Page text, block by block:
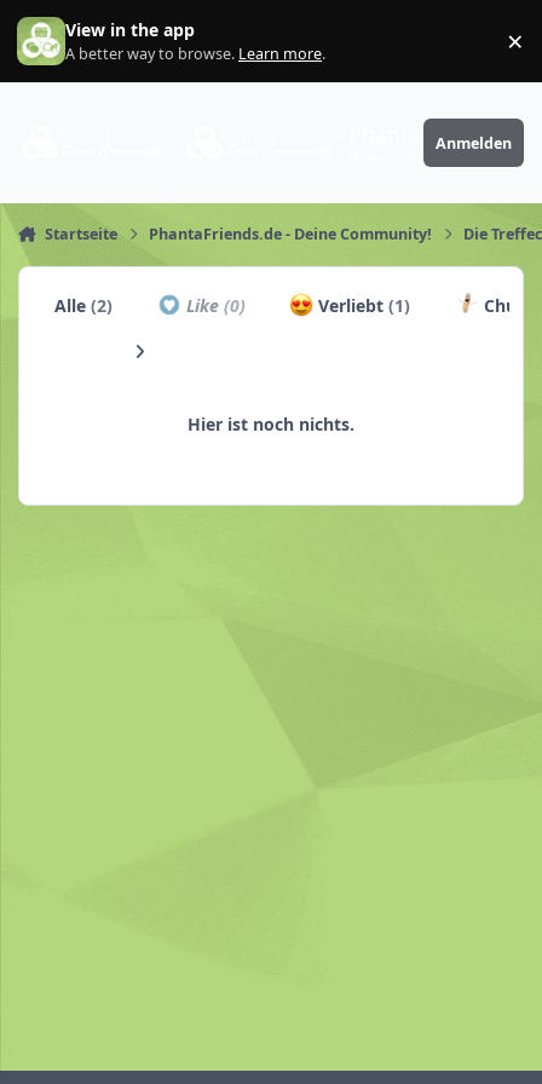
Zum Inhalt springen
View in the app
A better way to browse. Learn more. ×
PhantaFriends.de
Anmelden
Startseite PhantaFriends.de - Deine Community! Die
Alle(2) Like (0) Verliebt(1)
Hier ist noch nichts.